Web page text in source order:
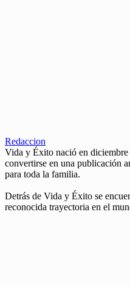
Redaccion
Vida y Éxito nació en
convertirse en una publicación
para toda la familia.
Detrás de Vida y Éxito se
reconocida trayectoria en el